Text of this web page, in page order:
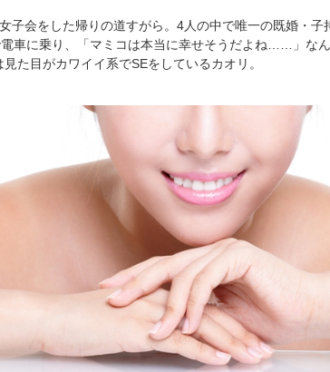
子会をした帰りの道すがら。 4人の中で唯一の既婚・子
車に乗り、「マミコは本当に幸せそうだよね……」な
見た目がカワイイ系でSEをしているカオリ。